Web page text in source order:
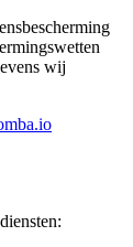
wij